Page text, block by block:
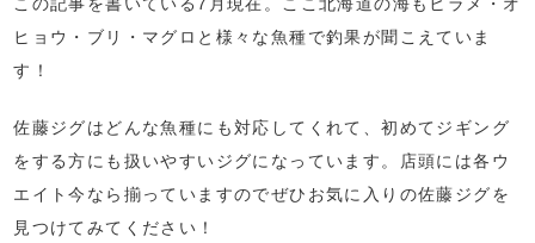
この記事を書いている7月現在。ここ北海道の海もヒラメ・オ
ヒョウ・ブリ・マグロと様々な魚種で釣果が聞こえていま
す！
佐藤ジグはどんな魚種にも対応してくれて、初めてジギング
をする方にも扱いやすいジグになっています。店頭には各ウ
エイト今なら揃っていますのでぜひお気に入りの佐藤ジグを
見つけてみてください！